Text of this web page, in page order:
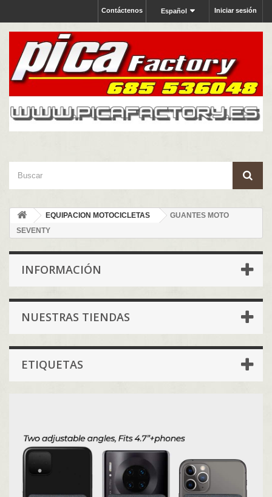
Iniciar sesión
Español
Contáctenos
EQUIPACION MOTOCICLETAS
GUANTES MOTO
SEVENTY
INFORMACIÓN
NUESTRAS TIENDAS
ETIQUETAS